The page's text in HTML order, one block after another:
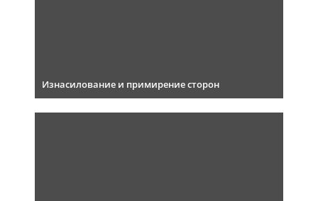
Изнасилование и примирение сторон